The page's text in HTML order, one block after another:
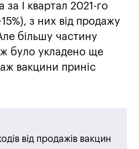
І квартал 2021-го
з них від продажу
більшу частину
було укладено ще
вакцини приніс
від продажів вакцин